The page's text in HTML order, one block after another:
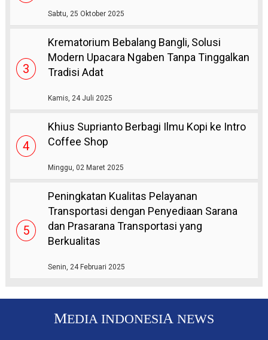
Sabtu, 25 Oktober 2025
3
Krematorium Bebalang Bangli, Solusi
Modern Upacara Ngaben Tanpa Tinggalkan
Tradisi Adat
Kamis, 24 Juli 2025
4
Khius Suprianto Berbagi Ilmu Kopi ke Intro
Coffee Shop
Minggu, 02 Maret 2025
5
Peningkatan Kualitas Pelayanan
Transportasi dengan Penyediaan Sarana
dan Prasarana Transportasi yang
Berkualitas
Senin, 24 Februari 2025
MEDIA INDONESIA NEWS